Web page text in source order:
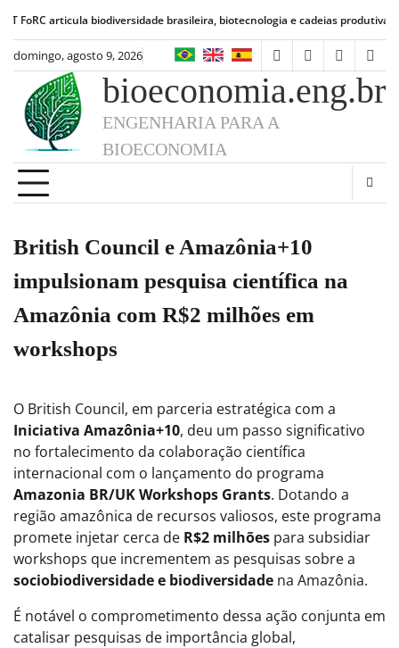
content
articula biodiversidade brasileira, biotecnologia e cadeias produtivas de
domingo, agosto 9, 2026 facebookinstagram
linkedin
bioeconomia.eng.br
ENGENHARIA PARA A
BIOECONOMIA
British Council e Amazônia+10
impulsionam pesquisa científica na
Amazônia com R$2 milhões em
workshops
O British Council, em parceria estratégica com a
Iniciativa Amazônia+10, deu um passo significativo
no fortalecimento da colaboração científica
internacional com o lançamento do programa
Amazonia BR/UK Workshops Grants. Dotando a
região amazônica de recursos valiosos, este programa
promete injetar cerca de R$2 milhões para subsidiar
workshops que incrementem as pesquisas sobre a
sociobiodiversidade e biodiversidade na Amazônia.
É notável o comprometimento dessa ação conjunta em
catalisar pesquisas de importância global,